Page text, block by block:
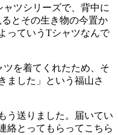
ャツシリーズで、背中に
とその生き物の今置か
っていうTシャツなんで
を着てくれたため、そ
ました」という福山さ
う送りました。届いてい
絡とってもらってこちら